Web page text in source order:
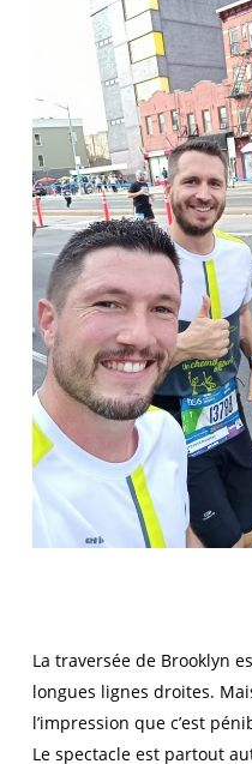
La traversée de Brooklyn
longues lignes droites.
l’impression que c’est
Le spectacle est partout